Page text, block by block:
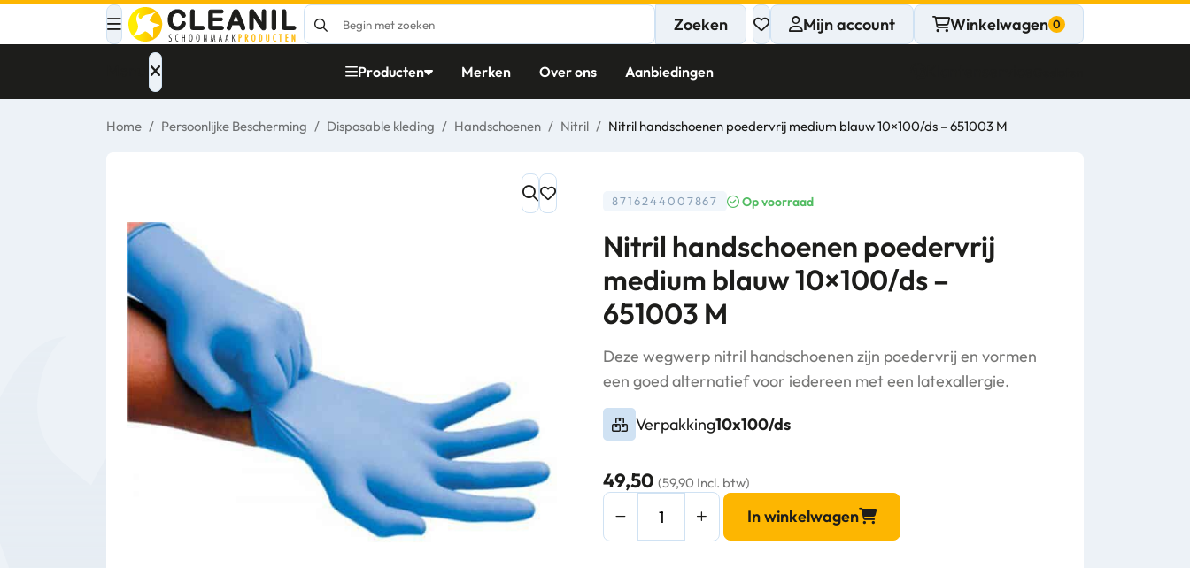
Mijn account Winkelwagen
Zoeken
Producten
Materialen
Reinigingsmiddelen
Papier – Dispensers
- Toiletinrichting
Glasbewassing
Bedrijfsbenodigdheden
advies
nodig?
Merken Over ons Aanbiedingen
Home / Persoonlijke Bescherming / Disposable kleding / Handschoenen / Nitril / Nitril handschoenen poedervrij medium blauw 10×100/ds – 651003 M
8716244007867 Op voorraad
Nitril handschoenen poedervrij
medium blauw 10×100/ds –
651003 M
Deze wegwerp nitril handschoenen zijn poedervrij en vormen
een goed alternatief voor iedereen met een latexallergie.
Verpakking10x100/ds
49,50(59,90 Incl. btw)
handschoenen
In winkelwagen